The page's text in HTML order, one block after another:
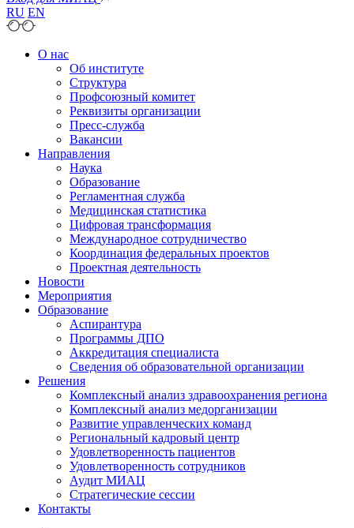
RU EN
О нас
Об институте
Структура
Профсоюзный комитет
Реквизиты организации
Пресс-служба
Вакансии
Направления
Наука
Образование
Регламентная служба
Медицинская статистика
Цифровая трансформация
Международное сотрудничество
Координация федеральных проектов
Проектная деятельность
Новости
Мероприятия
Образование
Аспирантура
Программы ДПО
Аккредитация специалиста
Сведения об образовательной организации
Решения
Комплексный анализ здравоохранения региона
Комплексный анализ медорганизации
Развитие управленческих команд
Региональный кадровый центр
Удовлетворенность пациентов
Удовлетворенность сотрудников
Аудит МИАЦ
Стратегические сессии
Контакты